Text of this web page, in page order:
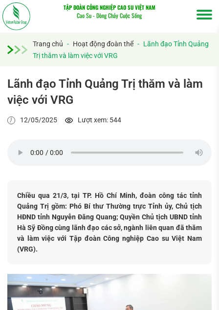
TẬP ĐOÀN CÔNG NGHIỆP CAO SU VIỆT NAM
Cao Su - Dòng Chảy Cuộc Sống
Trang chủ - Hoạt động đoàn thể - Lãnh đạo Tỉnh Quảng
Trị thăm và làm việc với VRG
Lãnh đạo Tỉnh Quảng Trị thăm và làm
việc với VRG
12/05/2025 Lượt xem: 544
Chiều qua 21/3, tại TP. Hồ Chí Minh, đoàn công tác tỉnh
Quảng Trị gồm: Phó Bí thư Thường trực Tỉnh ủy, Chủ tịch
HĐND tỉnh Nguyễn Đăng Quang; Quyền Chủ tịch UBND tỉnh
Hà Sỹ Đồng cùng lãnh đạo các sở, ngành liên quan đã thăm
và làm việc với Tập đoàn Công nghiệp Cao su Việt Nam
(VRG).